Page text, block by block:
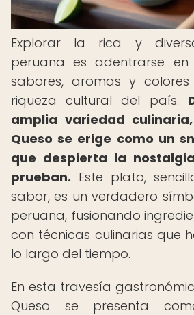
Explorar la rica y
peruana es adentrarse
sabores, aromas y
riqueza cultural del país.
amplia variedad
Queso se erige como un
que despierta la
prueban. Este plato,
sabor, es un verdadero
peruana, fusionando
con técnicas culinarias que
lo largo del tiempo.
En esta travesía
Queso se presenta